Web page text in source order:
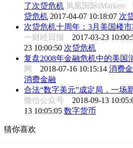
了次贷危机 凤凰国际iMarkets
贷危机 2017-04-07 10:18:07 次
次贷危机十周年：3月美国楼
一财经日报 2017-03-23
23 10:00:50 次贷危机
复盘2008年金融危机中的美国
网 2018-07-16 10:15:14 消费
消费金融
合法“数字美元”成定局，一场
微信公众号 2018-09-13
13 10:05:05 数字货币
猜你喜欢